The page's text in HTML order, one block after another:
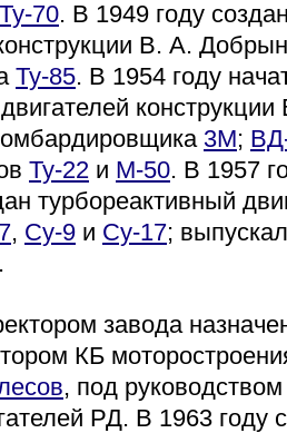
Ту-70. В 1949 году
В. А.
Ту-85. В 1954 году
3М;
Ту-22 и М-50. В 1957
турбореактивный
, Су-9 и Су-17;
завода
КБ
, под
РД. В 1963 году